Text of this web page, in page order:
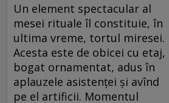
Un element spectacular al
mesei rituale îl constituie, în
ultima vreme, tortul miresei.
Acesta este de obicei cu etaj,
bogat ornamentat, adus în
aplauzele asistenţei şi avînd
pe el artificii. Momentul